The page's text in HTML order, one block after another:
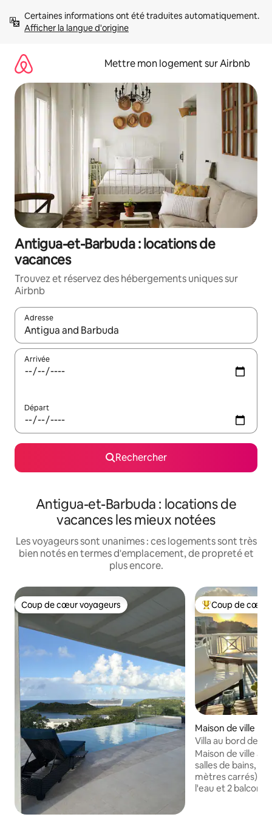
directement
Afficher la langue d'origine
Mettre mon logement sur Airbnb
Antigua-et-Barbuda : locations de
vacances
Trouvez et réservez des hébergements uniques sur
Airbnb
Adresse
Lorsque les résultats s'affichent, utilisez les flèches vers le
Arrivée
Départ
Rechercher
Antigua-et-Barbuda : locations de
vacances les mieux notées
Les voyageurs sont unanimes : ces logements sont très
bien notés en termes d'emplacement, de propreté et
plus encore.
Coup de cœur voyageurs
Coup de cœur voyageurs Coups de cœur
Coup de cœur
Maison de ville ⋅
r
Villa au bord de
tropicale design
Maison de ville
salles de bains,
mètres carrés).
l'eau et 2 balcons